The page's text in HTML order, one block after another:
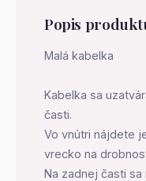
Popis
Malá kabelka
Kabelka sa
časti.
Vo vnútri nájdete
vrecko na
Na zadnej časti